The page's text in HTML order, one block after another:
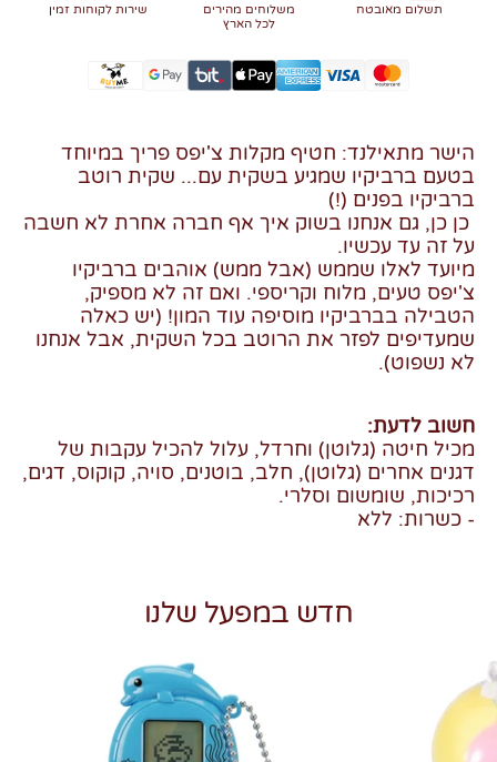
תשלום מאובטח
משלוחים מהירים
לכל הארץ
שירות לקוחות זמין
הישר מתאילנד: חטיף מקלות צ'יפס פריך במיוחד
בטעם ברביקיו שמגיע בשקית עם... שקית רוטב
ברביקיו בפנים (!)
כן כן, גם אנחנו בשוק איך אף חברה אחרת לא חשבה
על זה עד עכשיו.
מיועד לאלו שממש (אבל ממש) אוהבים ברביקיו
צ'יפס טעים, מלוח וקריספי. ואם זה לא מספיק,
הטבילה בברביקיו מוסיפה עוד המון! (יש כאלה
שמעדיפים לפזר את הרוטב בכל השקית, אבל אנחנו
לא נשפוט).
חשוב לדעת:
מכיל חיטה (גלוטן) וחרדל, עלול להכיל עקבות של
דגנים אחרים (גלוטן), חלב, בוטנים, סויה, קוקוס, דגים,
רכיכות, שומשום וסלרי.
- כשרות: ללא
חדש במפעל שלנו